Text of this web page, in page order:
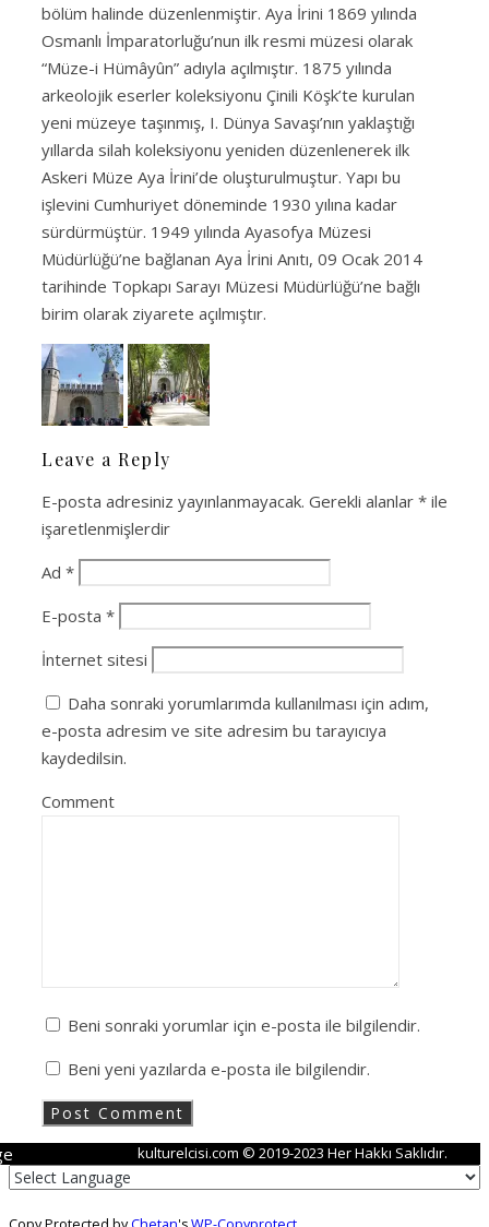
bölüm halinde düzenlenmiştir. Aya İrini 1869 yılında
Osmanlı İmparatorluğu’nun ilk resmi müzesi olarak
“Müze-i Hümâyûn” adıyla açılmıştır. 1875 yılında
arkeolojik eserler koleksiyonu Çinili Köşk’te kurulan
yeni müzeye taşınmış, I. Dünya Savaşı’nın yaklaştığı
yıllarda silah koleksiyonu yeniden düzenlenerek ilk
Askeri Müze Aya İrini’de oluşturulmuştur. Yapı bu
işlevini Cumhuriyet döneminde 1930 yılına kadar
sürdürmüştür. 1949 yılında Ayasofya Müzesi
Müdürlüğü’ne bağlanan Aya İrini Anıtı, 09 Ocak 2014
tarihinde Topkapı Sarayı Müzesi Müdürlüğü’ne bağlı
birim olarak ziyarete açılmıştır.
Leave a Reply
E-posta adresiniz yayınlanmayacak. Gerekli alanlar * ile
işaretlenmişlerdir
Ad *
E-posta *
İnternet sitesi
Daha sonraki yorumlarımda kullanılması için adım,
e-posta adresim ve site adresim bu tarayıcıya
kaydedilsin.
Comment
Beni sonraki yorumlar için e-posta ile bilgilendir.
Beni yeni yazılarda e-posta ile bilgilendir.
kulturelcisi.com © 2019-2023 Her Hakkı Saklıdır.